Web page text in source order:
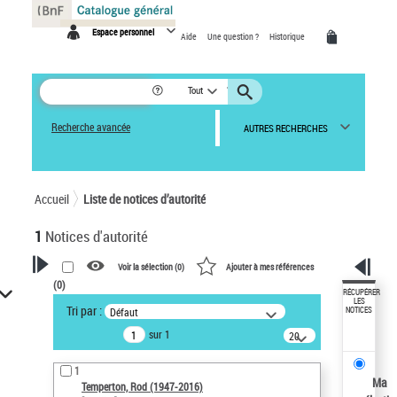
Espace personnel Aide Une question ? Historique
Tout
Recherche avancée AUTRES RECHERCHES
Accueil Liste de notices d’autorité
1 Notices d'autorité
VOTRE RECHERCHE
Recherche avancée dans les
notices d’autorité
Œuvres liées à l'auteur :
Temperton, Rod (1947-2016)
Voir la sélection (0) Ajouter à mes références
(0)
Tri par : Défaut
sur 1
20
résultats/page
1
Temperton, Rod (1947-2016)
RÉCUPÉRER
LES
NOTICES
Ma
Panneau de gestion des cookies